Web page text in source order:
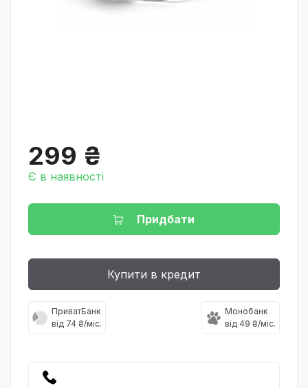
299 ₴
Є в наявності
Придбати
Купити в кредит
ПриватБанк
від 74 ₴/міс.
Монобанк
від 49 ₴/міс.